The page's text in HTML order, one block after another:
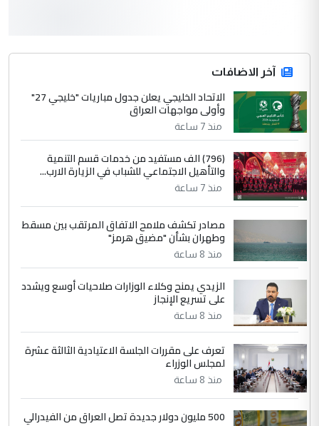
جنسية الرافد الثالث للعراق ومن اصول عريقة
ابا فرات ...
الموضوع :
الجواهري يرد على صدام حسين سل
مضجعيك يابن الزنا (نص كامل)
سردار
التعليق : واحد من عصابة علي ماما يسقط
جنسية الرافد الثالث للعراق ومن اصول عريقة
ابا فرات ...
الجواهري يرد على صدام حسين سل
مضجعيك يابن الزنا (نص كامل)
5
التعليق : تحياتي لك استاذ حامدتركان. كلام
دقيق ومسؤول؛ فالاستثمار الحقيقي للإنسان
الموضوع :
بين الإهمال واغتصاب الأرض.. بلاد
الرافدين تعاني الجفاف والتصحر!!
آخر الاضافات
الاتحاد الخليجي يعلن جدول مباريات "خليجي 27"
وأولى مواجهات العراق
منذ 7 ساعة
(796) الف مستفيد من خدمات قسم التنمية
والتأهيل الاجتماعي للشباب في الزيارة الارب...
منذ 7 ساعة
مصادر تكشف ملامح الاتفاق المرتقب بين مسقط
وطهران بشأن "مضيق هرمز"
منذ 8 ساعة
الزيدي يمنح وكلاء الوزارات صلاحيات أوسع ويشدد
على تسريع الإنجاز
منذ 8 ساعة
تعرف على مقررات الجلسة الاعتيادية الثالثة عشرة
لمجلس الوزراء
منذ 8 ساعة
500 مليون دولار جديدة تصل العراق من الفيدرالي